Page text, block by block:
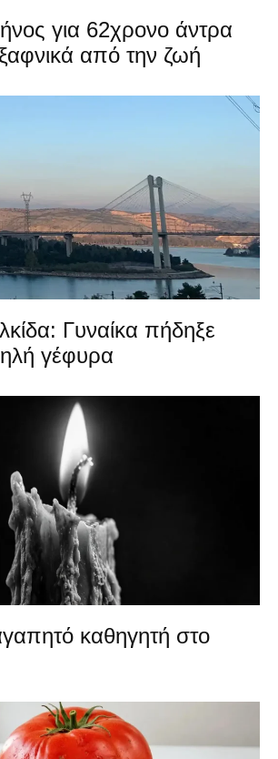
για 62χρονο άντρα
από την ζωή
Γυναίκα πήδηξε
γέφυρα
καθηγητή στο